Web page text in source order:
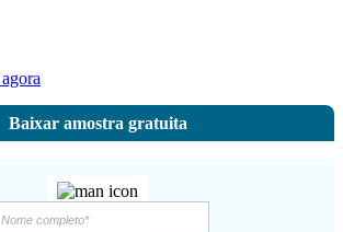
Baixar amostra gratuita